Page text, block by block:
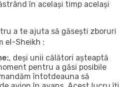
în același timp același
a te ajuta să găsești zboruri
el-Sheikh :
, deși unii călători așteaptă
pentru a găsi posibile
întotdeauna să